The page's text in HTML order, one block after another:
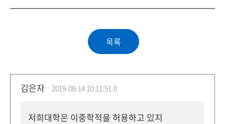
김은자 2019-08-14 10:11:51.0
저희대학은 이중학적을 허용하고 있지